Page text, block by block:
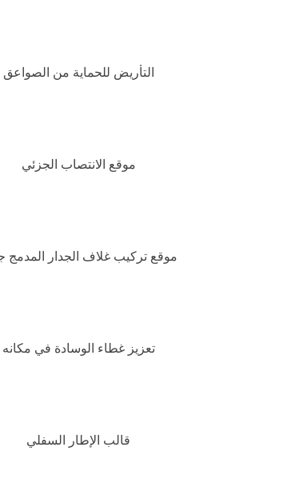
التأريض للحماية من الصواعق
موقع الانتصاب الجزئي
موقع تركيب غلاف الجدار المدمج
تعزيز غطاء الوسادة في مكانه
قالب الإطار السفلي